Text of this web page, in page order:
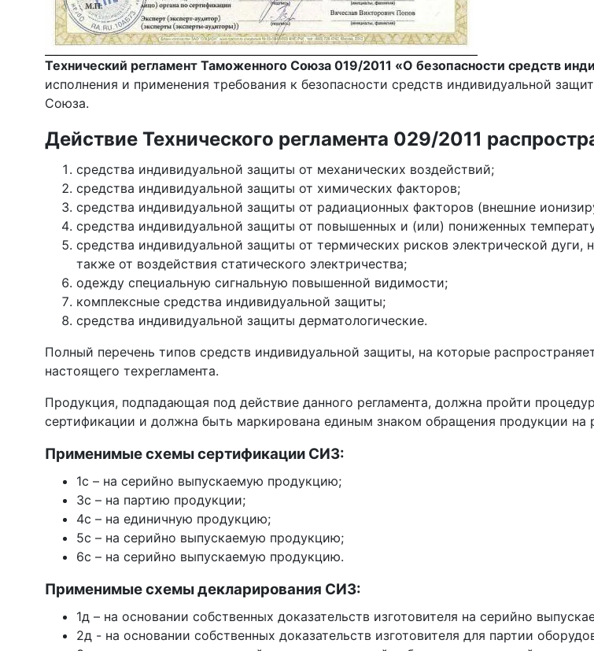
Технический регламент Таможенного Союза 019/2011 «О безопасности средств
исполнения и применения требования к безопасности средств индивидуальной
Союза.
Действие Технического регламента 029/2011
средства индивидуальной защиты от механических воздействий;
средства индивидуальной защиты от химических факторов;
средства индивидуальной защиты от радиационных факторов (внешние
средства индивидуальной защиты от повышенных и (или) пониженных
средства индивидуальной защиты от термических рисков электрической
также от воздействия статического электричества;
одежду специальную сигнальную повышенной видимости;
комплексные средства индивидуальной защиты;
средства индивидуальной защиты дерматологические.
Полный перечень типов средств индивидуальной защиты, на которые
настоящего техрегламента.
Продукция, подпадающая под действие данного регламента, должна пройти
сертификации и должна быть маркирована единым знаком обращения продукции на
Применимые схемы сертификации СИЗ:
1с – на серийно выпускаемую продукцию;
3с – на партию продукции;
4c – на единичную продукцию;
5c – на серийно выпускаемую продукцию;
6c – на серийно выпускаемую продукцию.
Применимые схемы декларирования СИЗ:
1д – на основании собственных доказательств изготовителя на серийно
2д - на основании собственных доказательств изготовителя для партии